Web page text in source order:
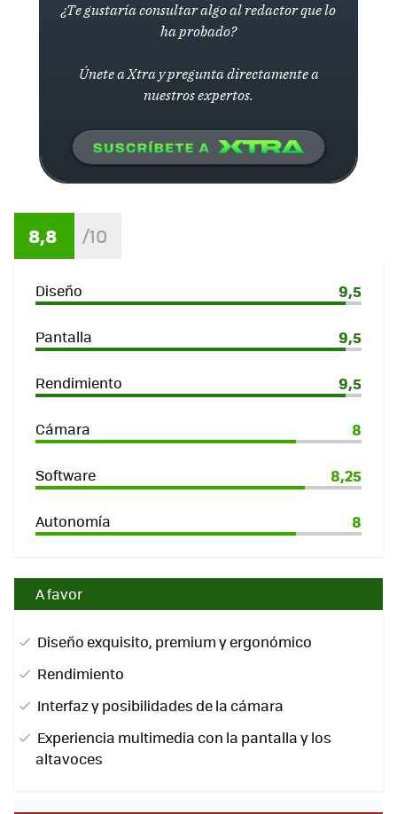
¿Te gustaría consultar algo al redactor que lo
ha probado?
Únete a Xtra y pregunta directamente a
nuestros expertos.
8,8
Diseño 9,5
Pantalla 9,5
Rendimiento 9,5
Cámara 8
Software 8,25
Autonomía 8
A favor
Diseño exquisito, premium y ergonómico
Rendimiento
Interfaz y posibilidades de la cámara
Experiencia multimedia con la pantalla y los
altavoces